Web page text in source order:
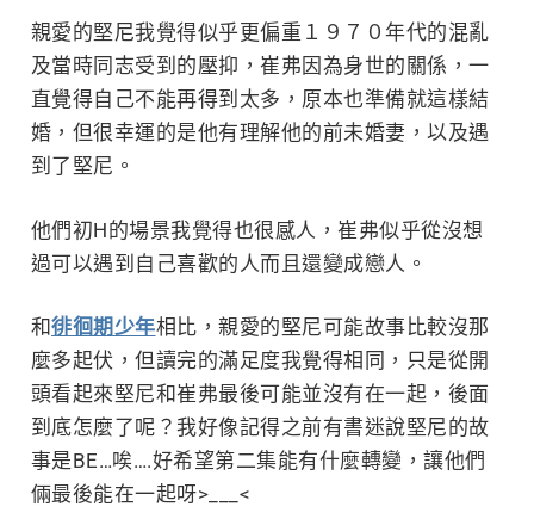
親愛的堅尼我覺得似乎更偏重１９７０年代的混亂
及當時同志受到的壓抑， 崔弗因為身世的關係，一
直覺得自己不能再得到太多，原本也準備就這樣結
婚，但很幸運的是他有理解他的前未婚妻，以及遇
到了堅尼。
他們初H的場景我覺得也很感人， 崔弗似乎從沒想
過可以遇到自己喜歡的人而且還變成戀人。
和徘徊期少年相比，親愛的堅尼可能故事比較沒那
麼多起伏，但讀完的滿足度我覺得相同，只是從開
頭看起來堅尼和崔弗最後可能並沒有在一起，後面
到底怎麼了呢？我好像記得之前有書迷說堅尼的故
事是BE…唉….好希望第二集能有什麼轉變，讓他們
倆最後能在一起呀>___<